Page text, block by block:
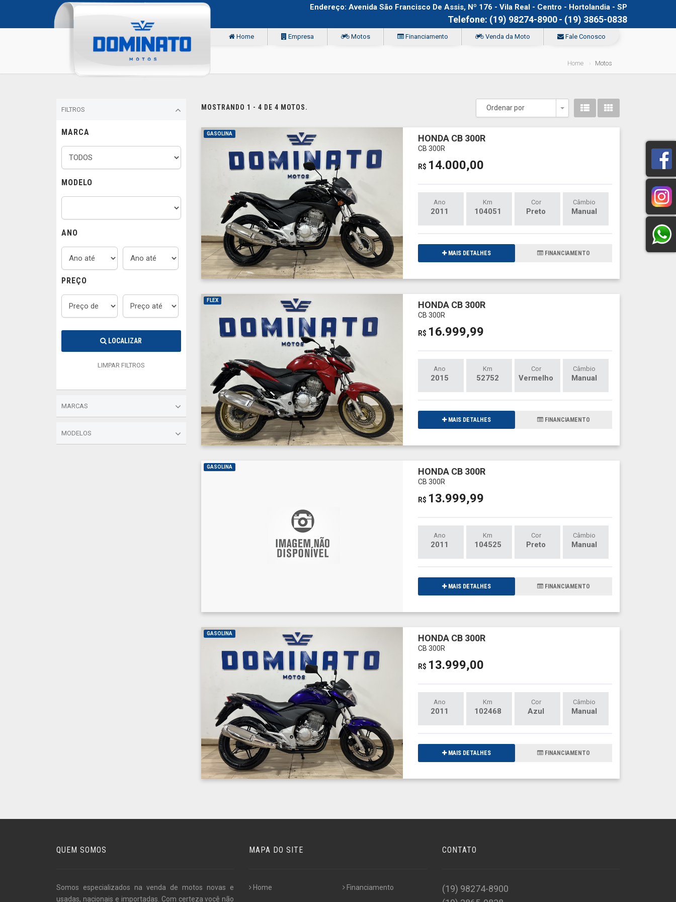
Endereço: Avenida São Francisco De Assis, Nº 176 - Vila Real - Centro - Hortolandia - SP
Telefone: (19) 98274-8900- (19) 3865-0838
Home Empresa Motos Financiamento Venda da Moto Fale Conosco
Home Motos
FILTROS
MARCA
MODELO
ANO
PREÇO
LOCALIZAR
LIMPAR FILTROS
MARCAS
MODELOS
MOSTRANDO 1 - 4 DE 4 MOTOS. Ordenar por
Toggle Dropdown
GASOLINA HONDA CB 300R
CB 300R
R$ 14.000,00
Ano
2011
Km
104051
Cor
Preto
Câmbio
Manual
MAIS DETALHES FINANCIAMENTO
FLEX HONDA CB 300R
CB 300R
R$ 16.999,99
Ano
2015
Km
52752
Cor
Vermelho
Câmbio
Manual
MAIS DETALHES FINANCIAMENTO
GASOLINA HONDA CB 300R
CB 300R
R$ 13.999,99
Ano
2011
Km
104525
Cor
Preto
Câmbio
Manual
MAIS DETALHES FINANCIAMENTO
GASOLINA HONDA CB 300R
CB 300R
R$ 13.999,00
Ano
2011
Km
102468
Cor
Azul
Câmbio
Manual
MAIS DETALHES FINANCIAMENTO
QUEM SOMOS
Somos especializados na venda de motos novas e
usadas, nacionais e importadas. Com certeza você não
MAPA DO SITE
Home Financiamento
CONTATO
(19) 98274-8900